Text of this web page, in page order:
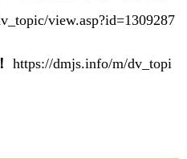
view.asp?id=1309287
https://dmjs.info/m/dv_topi